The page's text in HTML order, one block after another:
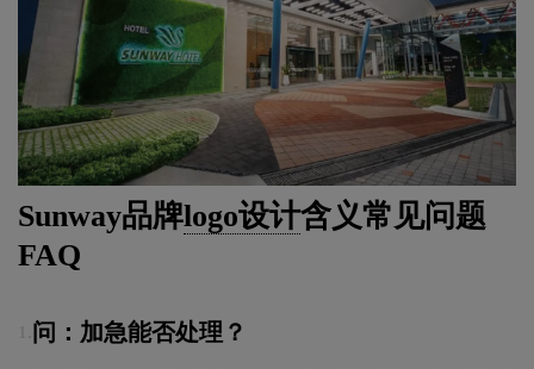
Sunway品牌logo设计含义常见问题
FAQ
问：加急能否处理？